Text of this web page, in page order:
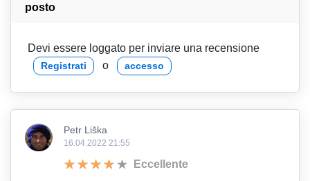
posto
Devi essere loggato per inviare una recensione
Registrati o accesso
Petr Liška
16.04.2022 21:55
Eccellente